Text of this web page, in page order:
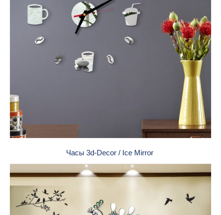
Часы 3d-Decor / Ice Mirror